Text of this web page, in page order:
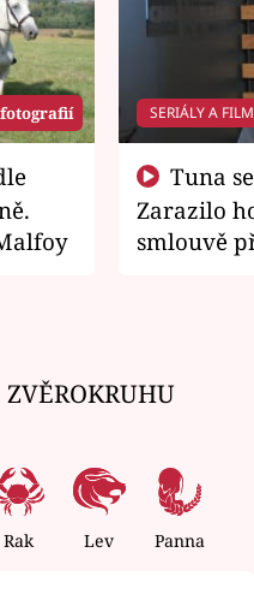
SERIÁLY A
Zarazilo
smlouvě
Rak Lev Panna